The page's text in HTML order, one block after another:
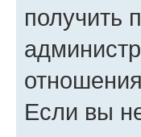
получить
Если вы